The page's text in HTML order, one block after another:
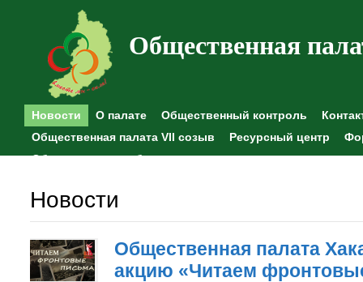
Общественная
Новости О палате Общественный контроль
Общественная палата VII созыв
Ресурсный центр
Общественные наблюдения
Новости
Общественная палата
акцию «Читаем